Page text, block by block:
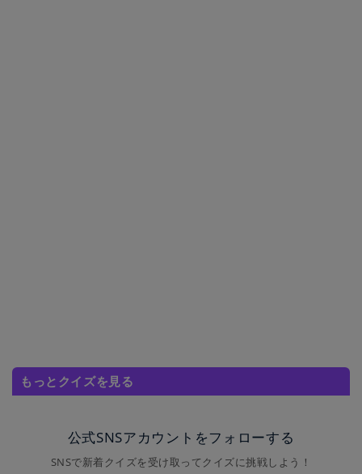
もっとクイズを見る
公式SNSアカウントをフォローする
SNSで新着クイズを受け取ってクイズに挑戦しよう！